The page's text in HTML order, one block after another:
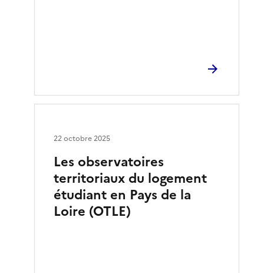
Les observatoires
territoriaux du logement
étudiant en Pays de la
Loire (OTLE)
22 octobre 2025